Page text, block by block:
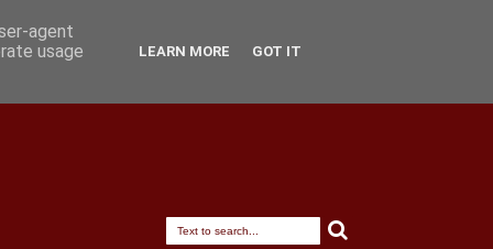
agent
usage
LEARN MORE GOT IT